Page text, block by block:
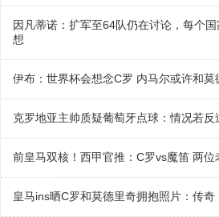
因凡蒂诺：扩军至64队仍在讨论，每个
想
伊布：世界杯会想念C罗 内马尔或许和莫
克罗地亚主帅质疑葡萄牙点球：情况若
前皇马双核！西甲官推：C罗vs魔笛 两
皇马ins晒C罗和莫德里奇拥抱照片：传奇